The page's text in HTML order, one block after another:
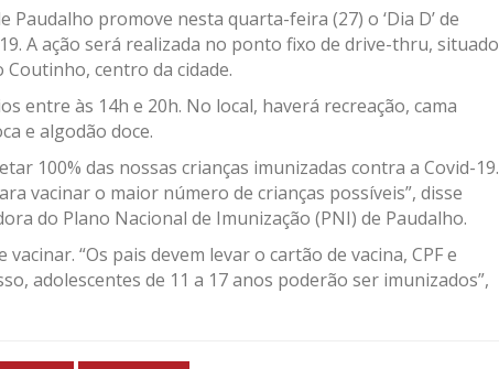
Paudalho promove nesta quarta-feira (27) o ‘Dia D’ de
A ação será realizada no ponto fixo de drive-thru, situado
centro da cidade.
entre às 14h e 20h. No local, haverá recreação, cama
e algodão doce.
100% das nossas crianças imunizadas contra a Covid-19.
vacinar o maior número de crianças possíveis”, disse
do Plano Nacional de Imunização (PNI) de Paudalho.
“Os pais devem levar o cartão de vacina, CPF e
adolescentes de 11 a 17 anos poderão ser imunizados”,